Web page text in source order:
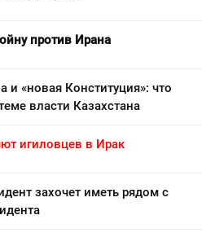
против Ирана
и «новая Конституция»: что
власти Казахстана
игиловцев в Ирак
захочет иметь рядом с